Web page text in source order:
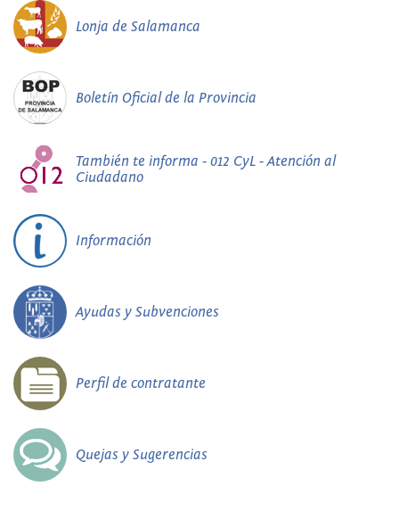
Lonja de Salamanca
Boletín Oficial de la Provincia
También te informa - 012 CyL - Atención al
Ciudadano
Información
Ayudas y Subvenciones
Perfil de contratante
Quejas y Sugerencias